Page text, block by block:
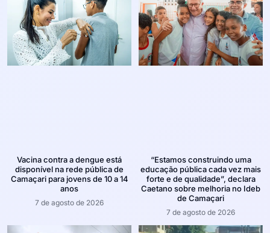
Vacina contra a dengue está
disponível na rede pública de
Camaçari para jovens de 10 a 14
anos
7 de agosto de 2026
“Estamos construindo uma
educação pública cada vez mais
forte e de qualidade”, declara
Caetano sobre melhoria no Ideb
de Camaçari
7 de agosto de 2026